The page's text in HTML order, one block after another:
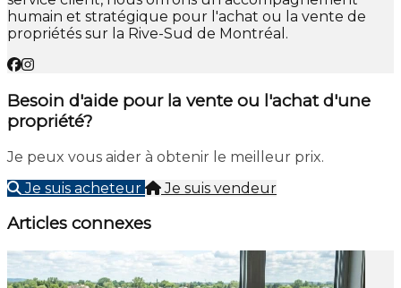
humain et stratégique pour l'achat ou la vente de
propriétés sur la Rive-Sud de Montréal.
Besoin d'aide pour la vente ou l'achat d'une
propriété?
Je peux vous aider à obtenir le meilleur prix.
Je suis acheteur
Je suis vendeur
Articles connexes